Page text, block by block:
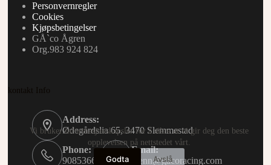
Vi bruker informasjonskapsler for å sikre at vi gir deg den beste
opplevelsen på nettstedet vårt.
Godta Avslå
Personvernregler
Cookies
Kjøpsbetingelser
GÅ`co Ågren
Org.983 924 824
kontakt Info
Address:
Ødegårdslia 65, 3470 Slemmestad
Phone:
90853660
Email:
glenn@gacoracing.com